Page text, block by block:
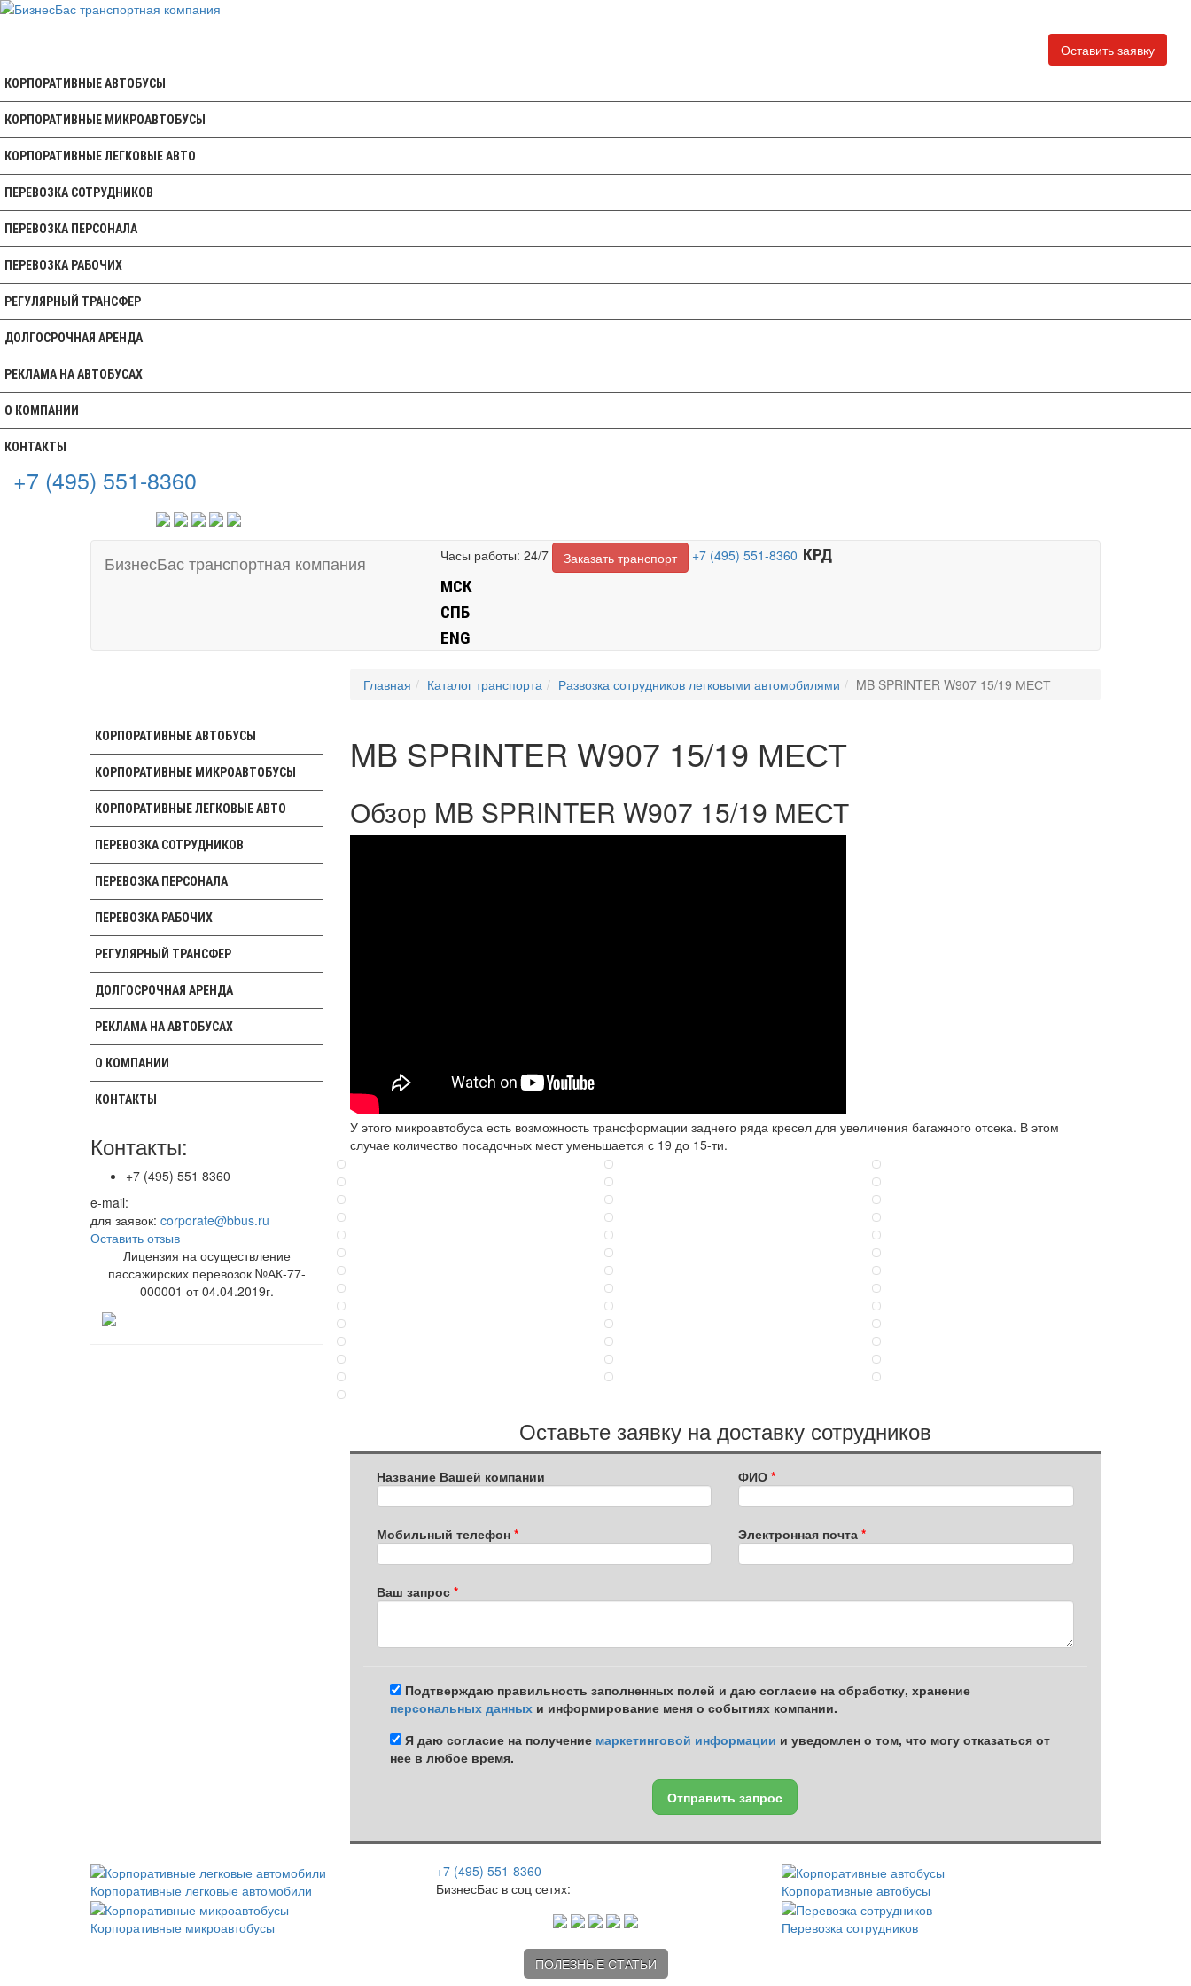
Оставить заявку
КОРПОРАТИВНЫЕ АВТОБУСЫ
КОРПОРАТИВНЫЕ МИКРОАВТОБУСЫ
КОРПОРАТИВНЫЕ ЛЕГКОВЫЕ АВТО
ПЕРЕВОЗКА СОТРУДНИКОВ
ПЕРЕВОЗКА ПЕРСОНАЛА
ПЕРЕВОЗКА РАБОЧИХ
РЕГУЛЯРНЫЙ ТРАНСФЕР
ДОЛГОСРОЧНАЯ АРЕНДА
РЕКЛАМА НА АВТОБУСАХ
О КОМПАНИИ
КОНТАКТЫ
+7 (495) 551-8360
БизнесБас транспортная компания Часы работы: 24/7 Заказать транспорт +7 (495) 551-8360 КРД
МСК
СПБ
ENG
Главная Каталог транспорта Развозка сотрудников легковыми автомобилями MB SPRINTER W907 15/19 МЕСТ
MB SPRINTER W907 15/19 МЕСТ
Обзор MB SPRINTER W907 15/19 МЕСТ
У этого микроавтобуса есть возможность трансформации заднего ряда кресел для увеличения багажного отсека. В этом
случае количество посадочных мест уменьшается с 19 до 15-ти.
Оставьте заявку на доставку сотрудников
Название Вашей компании
Мобильный телефон
ФИО
Электронная почта
Ваш запрос
Подтверждаю правильность заполненных полей и даю согласие на обработку, хранение
персональных данныхи информирование меня о событиях компании.
Я даю согласие на получение маркетинговой информации и уведомлен о том, что могу отказаться от
нее в любое время.
Отправить запрос
КОРПОРАТИВНЫЕ АВТОБУСЫ
КОРПОРАТИВНЫЕ МИКРОАВТОБУСЫ
КОРПОРАТИВНЫЕ ЛЕГКОВЫЕ АВТО
ПЕРЕВОЗКА СОТРУДНИКОВ
ПЕРЕВОЗКА ПЕРСОНАЛА
ПЕРЕВОЗКА РАБОЧИХ
РЕГУЛЯРНЫЙ ТРАНСФЕР
ДОЛГОСРОЧНАЯ АРЕНДА
РЕКЛАМА НА АВТОБУСАХ
О КОМПАНИИ
КОНТАКТЫ
Контакты:
+7 (495) 551 8360
e-mail:
для заявок: corporate@bbus.ru
Оставить отзыв
Лицензия на осуществление
пассажирских перевозок №АК-77-
000001 от 04.04.2019г.
+7 (495) 551-8360
БизнесБас в соц сетях:
ПОЛЕЗНЫЕ СТАТЬИ
Корпоративные легковые автомобили
Корпоративные микроавтобусы
Корпоративные автобусы
Перевозка сотрудников